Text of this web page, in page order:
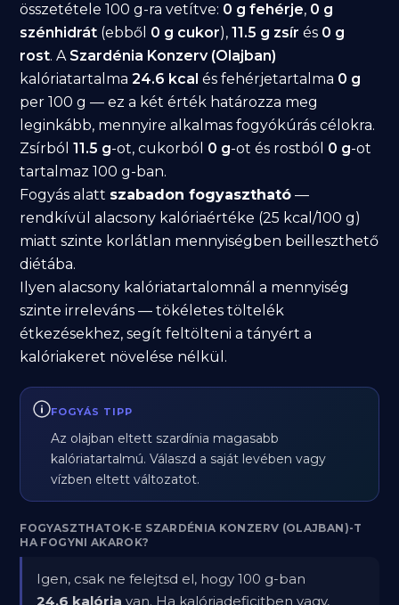
összetétele 100 g-ra vetítve: 0 g fehérje, 0 g
szénhidrát (ebből 0 g cukor),11.5 g zsír és 0 g
rost. A Szardénia Konzerv (Olajban)
kalóriatartalma24.6 kcal és fehérjetartalma 0 g
per 100 g — ez a két érték határozza meg
leginkább, mennyire alkalmas fogyókúrás célokra.
Zsírból11.5 g-ot, cukorból 0 g-ot és rostból 0 g-ot
tartalmaz 100 g-ban.
Fogyás alatt szabadon fogyasztható —
rendkívül alacsony kalóriaértéke (25 kcal/100 g)
miatt szinte korlátlan mennyiségben beilleszthető
diétába.
Ilyen alacsony kalóriatartalomnál a mennyiség
szinte irreleváns — tökéletes töltelék
étkezésekhez, segít feltölteni a tányért a
kalóriakeret növelése nélkül.
FOGYÁS TIPP
Az olajban eltett szardínia magasabb
kalóriatartalmú. Válaszd a saját levében vagy
vízben eltett változatot.
FOGYASZTHATOK-E SZARDÉNIA KONZERV (OLAJBAN)-T
HA FOGYNI AKAROK?
Igen, csak ne felejtsd el, hogy 100 g-ban
24.6 kalória van. Ha kalóriadeficitben vagy,